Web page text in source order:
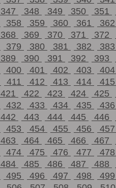
347 348 349 350 351
358 359 360 361 362
368 369 370 371 372
379 380 381 382 383
389 390 391 392 393
400 401 402 403 404
411 412 413 414 415
421 422 423 424 425
432 433 434 435 436
442 443 444 445 446
453 454 455 456 457
463 464 465 466 467
474 475 476 477 478
484 485 486 487 488
495 496 497 498 499